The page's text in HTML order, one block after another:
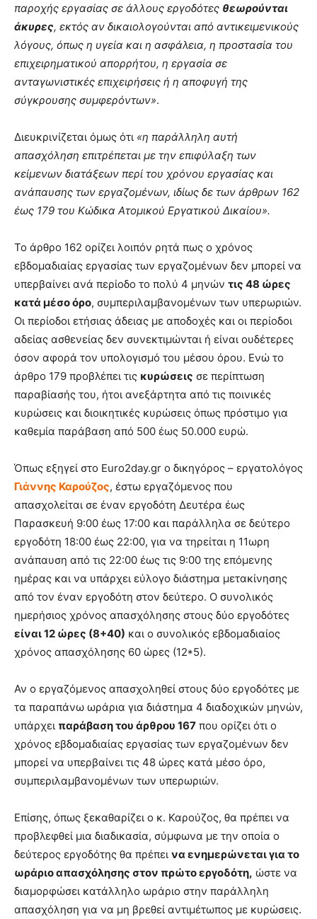
παροχής εργασίας σε άλλους εργοδότες θεωρούνται
άκυρες, εκτός αν δικαιολογούνται από αντικειμενικούς
λόγους, όπως η υγεία και η ασφάλεια, η προστασία του
επιχειρηματικού απορρήτου, η εργασία σε
ανταγωνιστικές επιχειρήσεις ή η αποφυγή της
σύγκρουσης συμφερόντων».
Διευκρινίζεται όμως ότι «η παράλληλη αυτή
απασχόληση επιτρέπεται με την επιφύλαξη των
κείμενων διατάξεων περί του χρόνου εργασίας και
ανάπαυσης των εργαζομένων, ιδίως δε των άρθρων 162
έως 179 του Κώδικα Ατομικού Εργατικού Δικαίου».
Το άρθρο 162 ορίζει λοιπόν ρητά πως ο χρόνος
εβδομαδιαίας εργασίας των εργαζομένων δεν μπορεί να
υπερβαίνει ανά περίοδο το πολύ 4 μηνών τις 48 ώρες
κατά μέσο όρο, συμπεριλαμβανομένων των υπερωριών.
Οι περίοδοι ετήσιας άδειας με αποδοχές και οι περίοδοι
αδείας ασθενείας δεν συνεκτιμώνται ή είναι ουδέτερες
όσον αφορά τον υπολογισμό του μέσου όρου. Ενώ το
άρθρο 179 προβλέπει τις κυρώσεις σε περίπτωση
παραβίασής του, ήτοι ανεξάρτητα από τις ποινικές
κυρώσεις και διοικητικές κυρώσεις όπως πρόστιμο για
καθεμία παράβαση από 500 έως 50.000 ευρώ.
Όπως εξηγεί στο Euro2day.gr ο δικηγόρος – εργατολόγος
Γιάννης Καρούζος, έστω εργαζόμενος που
απασχολείται σε έναν εργοδότη Δευτέρα έως
Παρασκευή 9:00 έως 17:00 και παράλληλα σε δεύτερο
εργοδότη 18:00 έως 22:00, για να τηρείται η 11ωρη
ανάπαυση από τις 22:00 έως τις 9:00 της επόμενης
ημέρας και να υπάρχει εύλογο διάστημα μετακίνησης
από τον έναν εργοδότη στον δεύτερο. Ο συνολικός
ημερήσιος χρόνος απασχόλησης στους δύο εργοδότες
είναι 12 ώρες (8+40) και ο συνολικός εβδομαδιαίος
χρόνος απασχόλησης 60 ώρες (12*5).
Αν ο εργαζόμενος απασχοληθεί στους δύο εργοδότες με
τα παραπάνω ωράρια για διάστημα 4 διαδοχικών μηνών,
υπάρχει παράβαση του άρθρου 167 που ορίζει ότι ο
χρόνος εβδομαδιαίας εργασίας των εργαζομένων δεν
μπορεί να υπερβαίνει τις 48 ώρες κατά μέσο όρο,
συμπεριλαμβανομένων των υπερωριών.
Επίσης, όπως ξεκαθαρίζει ο κ. Καρούζος, θα πρέπει να
προβλεφθεί μια διαδικασία, σύμφωνα με την οποία ο
δεύτερος εργοδότης θα πρέπει να ενημερώνεται για το
ωράριο απασχόλησης στον πρώτο εργοδότη, ώστε να
διαμορφώσει κατάλληλο ωράριο στην παράλληλη
απασχόληση για να μη βρεθεί αντιμέτωπος με κυρώσεις.